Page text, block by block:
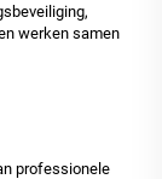
werken samen
professionele